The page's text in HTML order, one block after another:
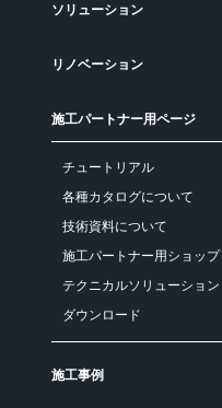
ソリューション
リノベーション
施工パートナー用ページ
チュートリアル
各種カタログについて
技術資料について
施工パートナー用ショップ
テクニカルソリューション
ダウンロード
施工事例